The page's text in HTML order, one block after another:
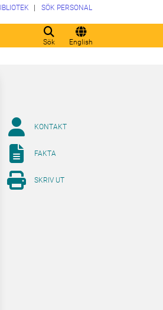
Sök English
SÖK PERSONAL
KONTAKT
FAKTA
SKRIV UT